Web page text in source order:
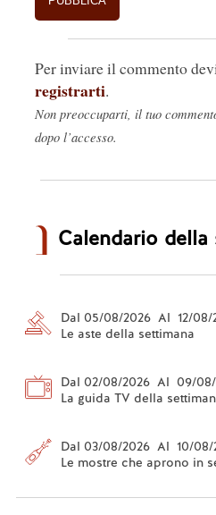
Per inviare il commento
registrarti.
Non preoccuparti, il tuo
dopo l’accesso.
Calendario della
Dal 05/08/2026 Al 12/08/
Le aste della settimana
Dal 02/08/2026 Al 09/
La guida TV della
Dal 03/08/2026 Al 10/08/
Le mostre che aprono in